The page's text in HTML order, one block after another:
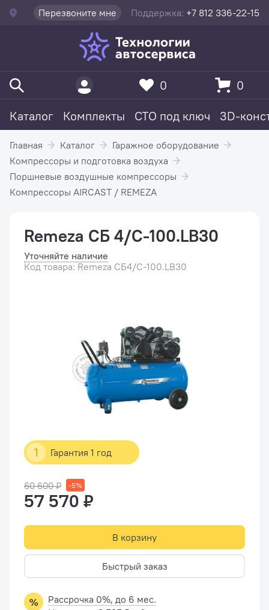
Перезвоните мне Поддержка: +7 812 336-22-15
Каталог Комплекты СТО под ключ 3D-
0 0
Главная Каталог
Гаражное оборудование
Компрессоры и подготовка воздуха
Поршневые воздушные компрессоры
Компрессоры AIRCAST / REMEZA
1 Гарантия 1 год
Remeza СБ 4/С-100.LB30
Уточняйте наличие
Код товара: Remeza СБ4/С-100.LB30
60 600 ₽ -5%
57 570 ₽
В корзину
Быстрый заказ
Рассрочка 0%, до 6 мес.